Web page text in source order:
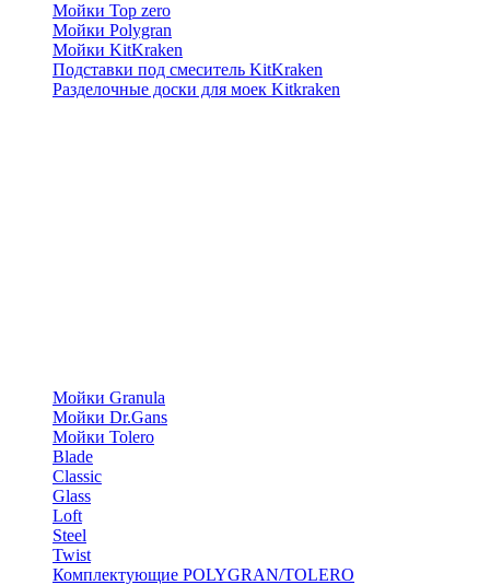
Мойки Top zero
Мойки Polygran
Мойки KitKraken
Подставки под смеситель KitKraken
Разделочные доски для моек Kitkraken
Мойки Granula
Мойки Dr.Gans
Мойки Tolero
Blade
Classic
Glass
Loft
Steel
Twist
Комплектующие POLYGRAN/TOLERO